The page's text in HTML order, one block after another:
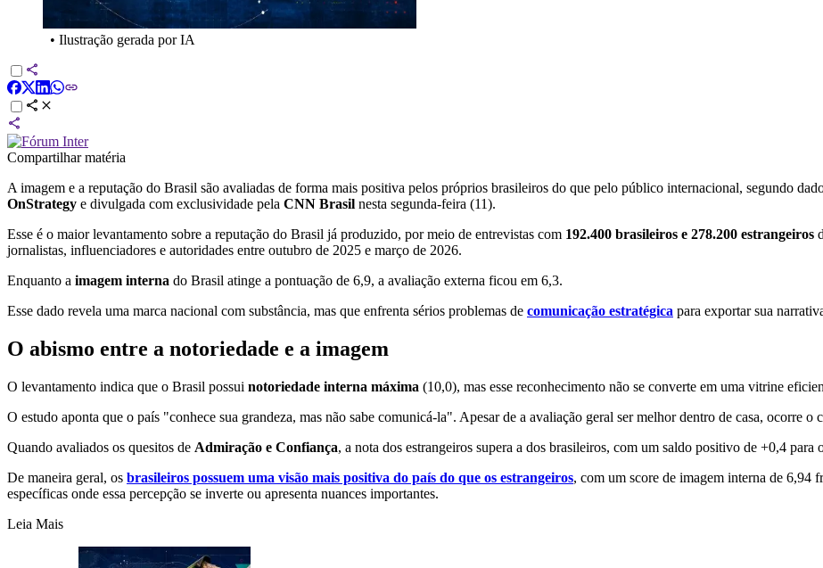
• Ilustração gerada por IA
Compartilhar matéria
A imagem e a reputação do Brasil são avaliadas de forma mais positiva pelos próprios brasileiros do que pelo público internacional, segundo
OnStrategy e divulgada com exclusividade pela CNN Brasil nesta segunda-feira (11).
Esse é o maior levantamento sobre a reputação do Brasil já produzido, por meio de entrevistas com 192.400 brasileiros e 278.200 estrangeiros
jornalistas, influenciadores e autoridades entre outubro de 2025 e março de 2026.
Enquanto a imagem interna do Brasil atinge a pontuação de 6,9, a avaliação externa ficou em 6,3.
Esse dado revela uma marca nacional com substância, mas que enfrenta sérios problemas de comunicação estratégica para exportar sua
O abismo entre a notoriedade e a imagem
O levantamento indica que o Brasil possui notoriedade interna máxima (10,0), mas esse reconhecimento não se converte em uma vitrine
O estudo aponta que o país "conhece sua grandeza, mas não sabe comunicá-la". Apesar de a avaliação geral ser melhor dentro de casa, ocorre o
Quando avaliados os quesitos de Admiração e Confiança, a nota dos estrangeiros supera a dos brasileiros, com um saldo positivo de +0,4 para
De maneira geral, os brasileiros possuem uma visão mais positiva do país do que os estrangeiros, com um score de imagem interna de 6,94
específicas onde essa percepção se inverte ou apresenta nuances importantes.
Leia Mais